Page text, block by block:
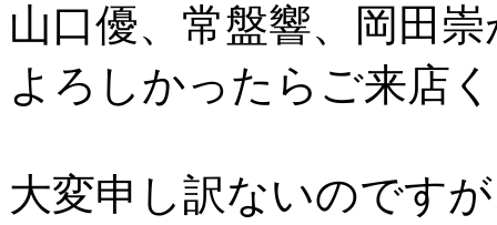
山口優、常盤響、岡田
よろしかったらご来店
大変申し訳ないのです